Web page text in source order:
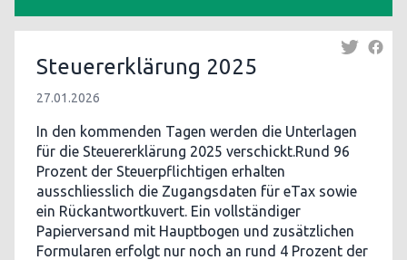
Steuererklärung 2025
27.01.2026
In den kommenden Tagen werden die Unterlagen
für die Steuererklärung 2025 verschickt.Rund 96
Prozent der Steuerpflichtigen erhalten
ausschliesslich die Zugangsdaten für eTax sowie
ein Rückantwortkuvert. Ein vollständiger
Papierversand mit Hauptbogen und zusätzlichen
Formularen erfolgt nur noch an rund 4 Prozent der